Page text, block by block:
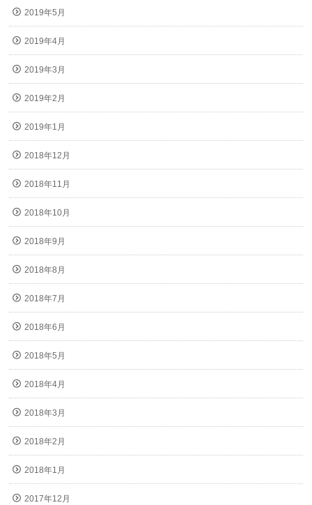
2019年5月
2019年4月
2019年3月
2019年2月
2019年1月
2018年12月
2018年11月
2018年10月
2018年9月
2018年8月
2018年7月
2018年6月
2018年5月
2018年4月
2018年3月
2018年2月
2018年1月
2017年12月